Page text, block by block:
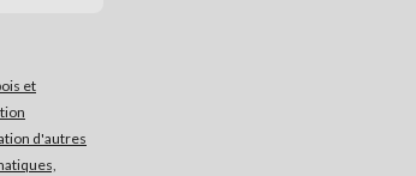
et
d'autres